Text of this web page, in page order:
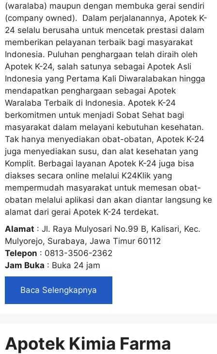
(waralaba) maupun dengan membuka gerai sendiri
(company owned). Dalam perjalanannya, Apotek K-
24 selalu berusaha untuk mencetak prestasi dalam
memberikan pelayanan terbaik bagi masyarakat
Indonesia. Puluhan penghargaan telah diraih oleh
Apotek K-24, salah satunya sebagai Apotek Asli
Indonesia yang Pertama Kali Diwaralabakan hingga
mendapatkan penghargaan sebagai Apotek
Waralaba Terbaik di Indonesia. Apotek K-24
berkomitmen untuk menjadi Sobat Sehat bagi
masyarakat dalam melayani kebutuhan kesehatan.
Tak hanya menyediakan obat-obatan, Apotek K-24
juga menyediakan susu, dan alat kesehatan yang
Komplit. Berbagai layanan Apotek K-24 juga bisa
diakses secara online melalui K24Klik yang
mempermudah masyarakat untuk memesan obat-
obatan melalui aplikasi dan akan diantar langsung ke
alamat dari gerai Apotek K-24 terdekat.
Alamat : Jl. Raya Mulyosari No.99 B, Kalisari, Kec.
Mulyorejo, Surabaya, Jawa Timur 60112
Telepon : 0813-3506-2362
Jam Buka : Buka 24 jam
Baca Selengkapnya
Apotek Kimia Farma